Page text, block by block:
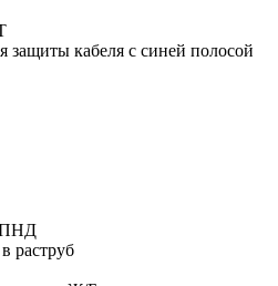
кабеля с синей полосой
ПНД
раструб